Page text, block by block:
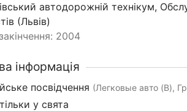
автодорожній технікум,
(Львів)
2004
інформація
посвідчення (Легковые авто (B),
у свята